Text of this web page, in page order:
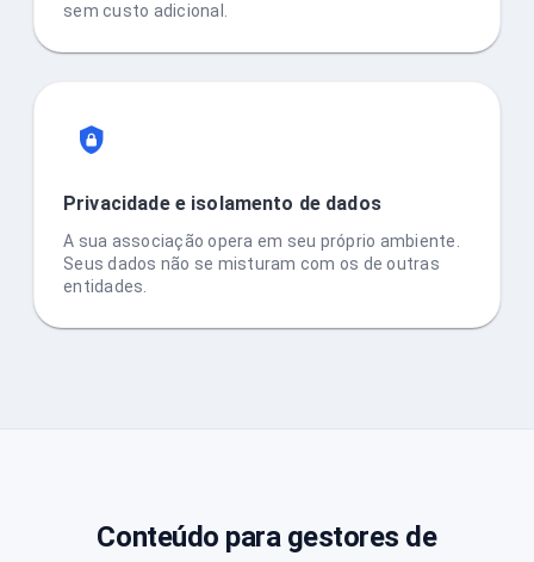
sem custo adicional.
Privacidade e isolamento de dados
A sua associação opera em seu próprio ambiente.
Seus dados não se misturam com os de outras
entidades.
Conteúdo para gestores de